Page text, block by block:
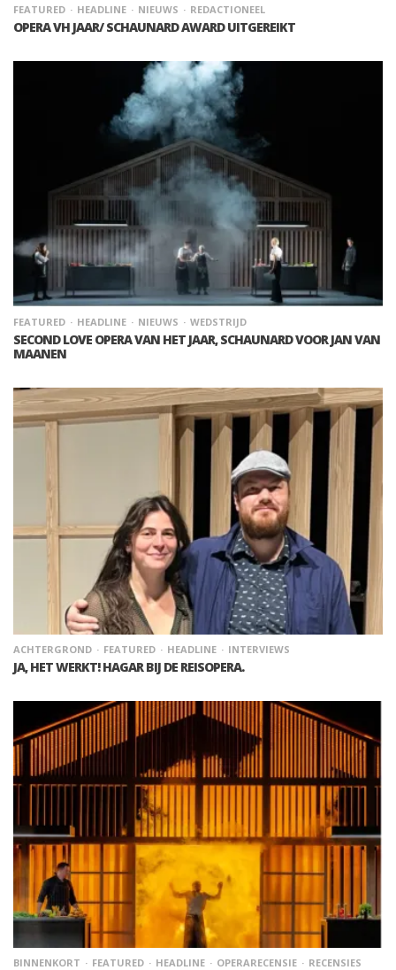
FEATURED HEADLINE NIEUWS REDACTIONEEL
OPERA VH JAAR/ SCHAUNARD AWARD UITGEREIKT
FEATURED HEADLINE NIEUWS WEDSTRIJD
SECOND LOVE OPERA VAN HET JAAR, SCHAUNARD VOOR JAN VAN
MAANEN
ACHTERGROND FEATURED HEADLINE INTERVIEWS
JA, HET WERKT! HAGAR BIJ DE REISOPERA.
BINNENKORT FEATURED HEADLINE OPERARECENSIE RECENSIES